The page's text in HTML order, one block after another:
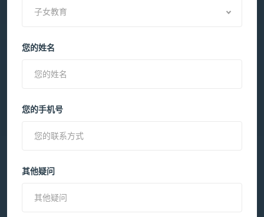
子女教育
您的姓名
您的手机号
其他疑问